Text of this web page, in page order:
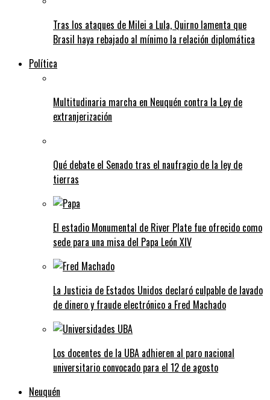
Tras los ataques de Milei a Lula, Quirno lamenta que
Brasil haya rebajado al mínimo la relación diplomática
Política
Multitudinaria marcha en Neuquén contra la Ley de
extranjerización
Qué debate el Senado tras el naufragio de la ley de
tierras
El estadio Monumental de River Plate fue ofrecido como
sede para una misa del Papa León XIV
La Justicia de Estados Unidos declaró culpable de lavado
de dinero y fraude electrónico a Fred Machado
Los docentes de la UBA adhieren al paro nacional
universitario convocado para el 12 de agosto
Neuquén